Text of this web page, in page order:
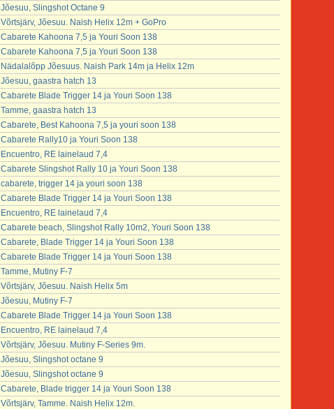
Jõesuu, Slingshot Octane 9
Võrtsjärv, Jõesuu. Naish Helix 12m + GoPro
Cabarete Kahoona 7,5 ja Youri Soon 138
Cabarete Kahoona 7,5 ja Youri Soon 138
Nädalalõpp Jõesuus. Naish Park 14m ja Helix 12m
Jõesuu, gaastra hatch 13
Cabarete Blade Trigger 14 ja Youri Soon 138
Tamme, gaastra hatch 13
Cabarete, Best Kahoona 7,5 ja youri soon 138
Cabarete Rally10 ja Youri Soon 138
Encuentro, RE lainelaud 7,4
Cabarete Slingshot Rally 10 ja Youri Soon 138
cabarete, trigger 14 ja youri soon 138
Cabarete Blade Trigger 14 ja Youri Soon 138
Encuentro, RE lainelaud 7,4
Cabarete beach, Slingshot Rally 10m2, Youri Soon 138
Cabarete, Blade Trigger 14 ja Youri Soon 138
Cabarete Blade Trigger 14 ja Youri Soon 138
Tamme, Mutiny F-7
Võrtsjärv, Jõesuu. Naish Helix 5m
Jõesuu, Mutiny F-7
Cabarete Blade Trigger 14 ja Youri Soon 138
Encuentro, RE lainelaud 7,4
Võrtsjärv, Jõesuu. Mutiny F-Series 9m.
Jõesuu, Slingshot octane 9
Jõesuu, Slingshot octane 9
Cabarete, Blade trigger 14 ja Youri Soon 138
Võrtsjärv, Tamme. Naish Helix 12m.